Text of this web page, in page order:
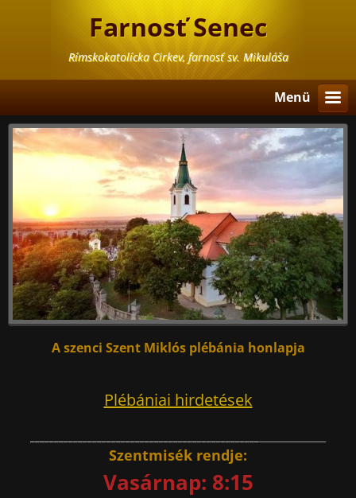
Farnosť Senec
Rímskokatolícka Cirkev, farnosť sv. Mikuláša
Menü
A szenci Szent Miklós plébánia honlapja
Plébániai hirdetések
Szentmisék rendje:
Vasárnap: 8:15